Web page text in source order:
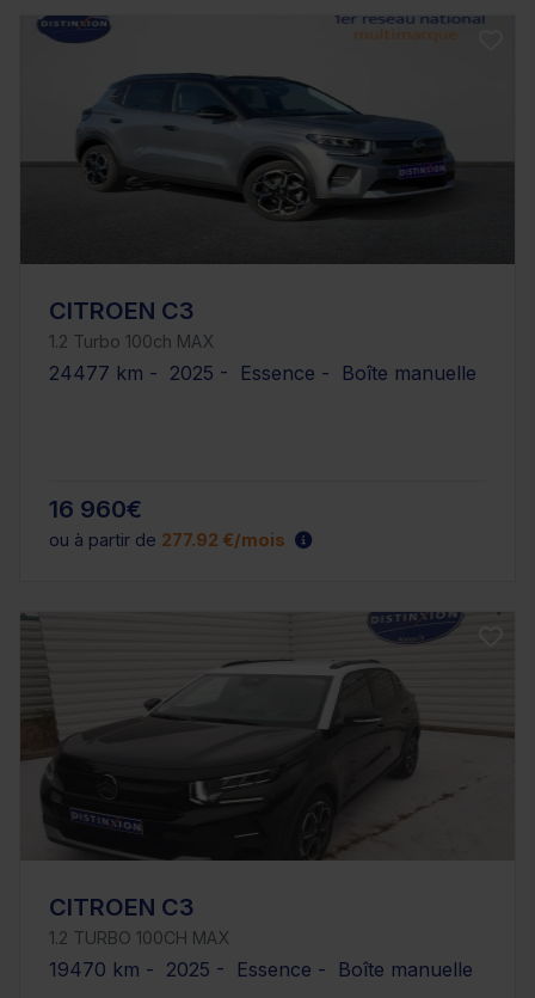
CITROEN C3
1.2 Turbo 100ch MAX
24477 km - 2025 - Essence - Boîte manuelle
16 960€
ou à partir de 277.92 €/mois
CITROEN C3
1.2 TURBO 100CH MAX
19470 km - 2025 - Essence - Boîte manuelle